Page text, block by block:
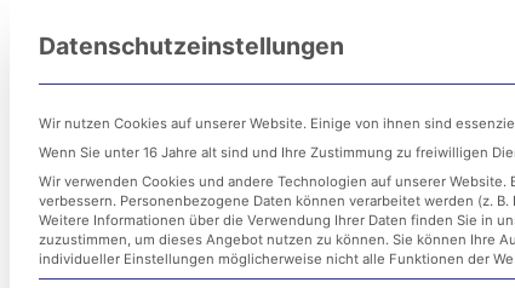
Inhalt
springen
Datenschutzeinstellungen
Wir nutzen Cookies auf unserer Website. Einige von ihnen sind
Wenn Sie unter 16 Jahre alt sind und Ihre Zustimmung zu freiwilligen
Wir verwenden Cookies und andere Technologien auf unserer
verbessern. Personenbezogene Daten können verarbeitet werden (z.
Weitere Informationen über die Verwendung Ihrer Daten finden Sie in
zuzustimmen, um dieses Angebot nutzen zu können. Sie können Ihre
individueller Einstellungen möglicherweise nicht alle Funktionen der